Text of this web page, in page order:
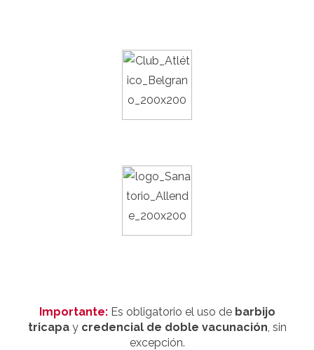
Importante:Es obligatorio el uso de barbijo
tricapay credencial de doble vacunación, sin
excepción.